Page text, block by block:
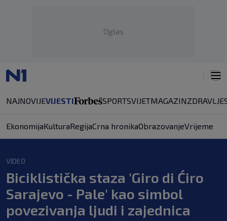
Oglas
NAJNOVIJEVIJESTI SPORTSVIJETMAGAZINZDRAVLJE
EkonomijaKulturaRegijaCrna hronikaObrazovanjeVrijeme
VIDEO
Biciklistička staza 'Giro di Ćiro
Sarajevo - Pale' kao simbol
povezivanja ljudi i zajednica